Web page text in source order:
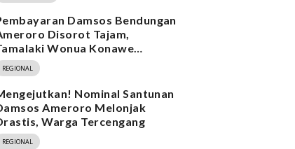
Damsos Bendungan
Disorot Tajam,
Wonua Konawe
Dugaan Ketidakberesan
REGIONAL
Nominal Santunan
Ameroro Melonjak
Warga Tercengang
REGIONAL